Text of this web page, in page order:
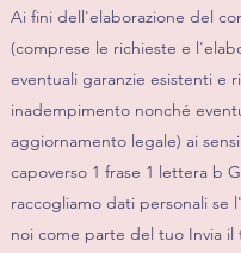
Ai fini dell'elaborazione del
(comprese le richieste e
eventuali garanzie esistenti e
inadempimento nonché
aggiornamento legale) ai
capoverso 1 frase 1 lettera b
raccogliamo dati personali se
noi come parte del tuo Invia il